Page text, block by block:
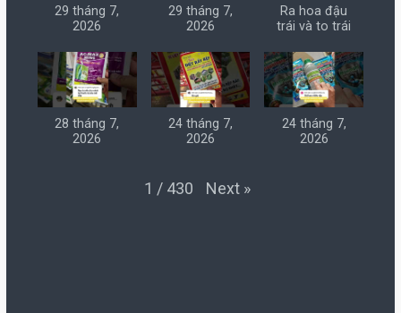
29 tháng 7,
2026
29 tháng 7,
2026
Ra hoa đậu
trái và to trái
28 tháng 7,
2026
24 tháng 7,
2026
24 tháng 7,
2026
1 / 430 Next »